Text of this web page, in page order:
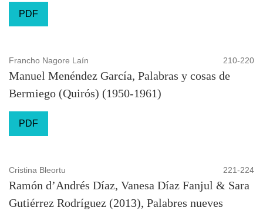
PDF
Francho Nagore Laín 210-220
Manuel Menéndez García, Palabras y cosas de
Bermiego (Quirós) (1950-1961)
PDF
Cristina Bleortu 221-224
Ramón d’Andrés Díaz, Vanesa Díaz Fanjul & Sara
Gutiérrez Rodríguez (2013), Palabres nueves